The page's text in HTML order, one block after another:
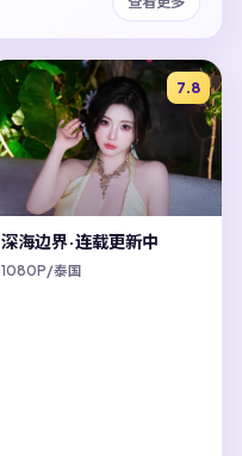
7.8
深海边界·连载更新中
1080P/泰国